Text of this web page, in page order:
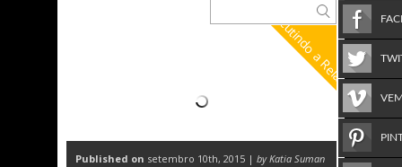
Discutindo a Relação
Published on setembro 10th, 2015 | by Katia Suman